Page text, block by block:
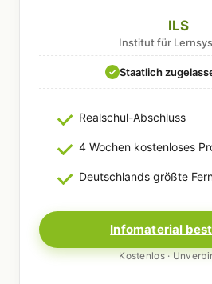
ILS
Institut für
✓ Staatlich
Realschul-Abschluss
4 Wochen kostenloses
Deutschlands größte
Infomaterial
Kostenlos ·